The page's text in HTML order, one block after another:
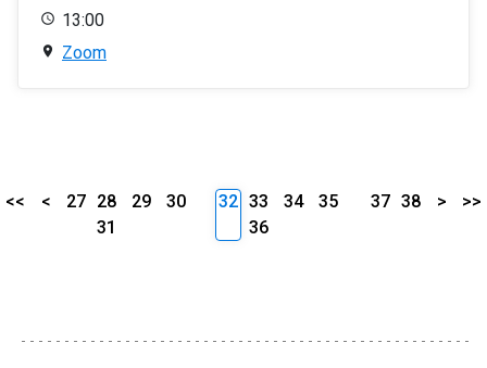
13:00
Zoom
<< < 27 28 29
30
31
32 33 34
35
36
37 38 > >>